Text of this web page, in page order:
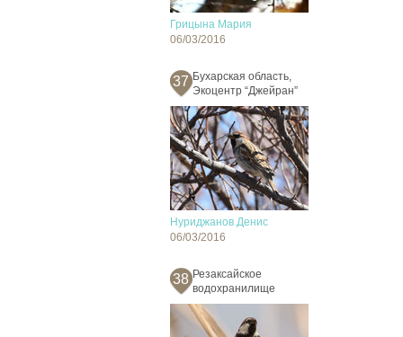
Грицына Мария
06/03/2016
37 Бухарская область,
Экоцентр “Джейран”
Нуриджанов Денис
06/03/2016
38 Резаксайское
водохранилище